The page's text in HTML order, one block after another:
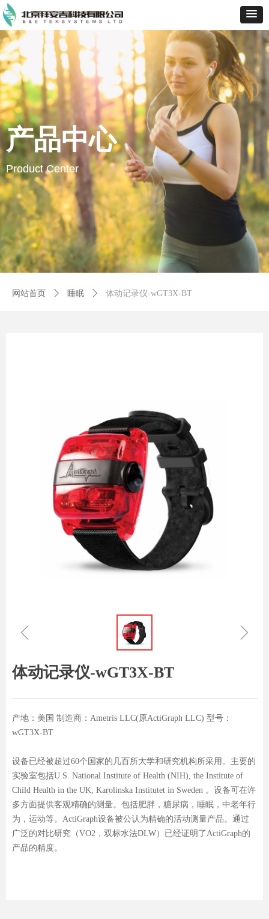
产品中心
Product Center
网站首页 ꄲ 睡眠 ꄲ 体动记录仪-wGT3X-BT
ꁆ ꁇ
体动记录仪-wGT3X-BT
产地：美国 制造商：Ametris LLC(原ActiGraph LLC) 型号：
wGT3X-BT
设备已经被超过60个国家的几百所大学和研究机构所采用。主要的
实验室包括U.S. National Institute of Health (NIH), the Institute of
Child Health in the UK, Karolinska Institutet in Sweden 。设备可在许
多方面提供客观精确的测量。包括肥胖，糖尿病，睡眠，中老年行
为，运动等。ActiGraph设备被公认为精确的活动测量产品。通过
广泛的对比研究（VO2，双标水法DLW）已经证明了ActiGraph的
产品的精度。